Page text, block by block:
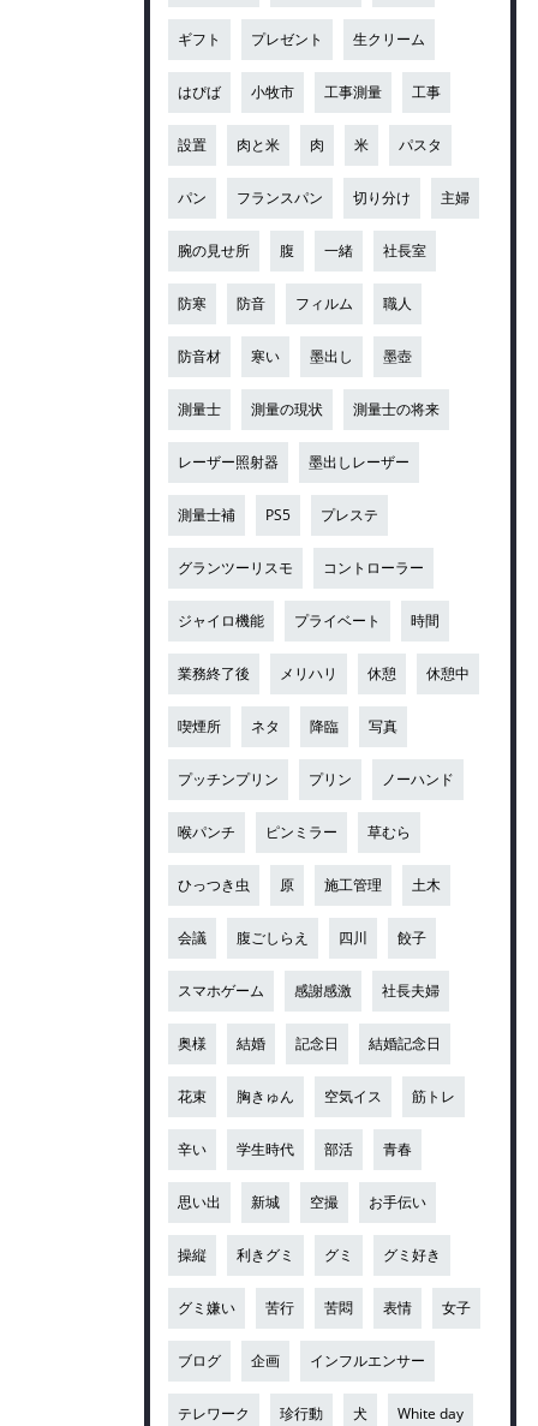
ギフト プレゼント 生クリーム
はぴば 小牧市 工事測量 工事
設置 肉と米 肉 米 パスタ
パン フランスパン 切り分け 主婦
腕の見せ所 腹 一緒 社長室
防寒 防音 フィルム 職人
防音材 寒い 墨出し 墨壺
測量士 測量の現状 測量士の将来
レーザー照射器 墨出しレーザー
測量士補 PS5 プレステ
グランツーリスモ コントローラー
ジャイロ機能 プライベート 時間
業務終了後 メリハリ 休憩 休憩中
喫煙所 ネタ 降臨 写真
プッチンプリン プリン ノーハンド
喉パンチ ピンミラー 草むら
ひっつき虫 原 施工管理 土木
会議 腹ごしらえ 四川 餃子
スマホゲーム 感謝感激 社長夫婦
奥様 結婚 記念日 結婚記念日
花束 胸きゅん 空気イス 筋トレ
辛い 学生時代 部活 青春
思い出 新城 空撮 お手伝い
操縦 利きグミ グミ グミ好き
グミ嫌い 苦行 苦悶 表情 女子
ブログ 企画 インフルエンサー
テレワーク 珍行動 犬 White day